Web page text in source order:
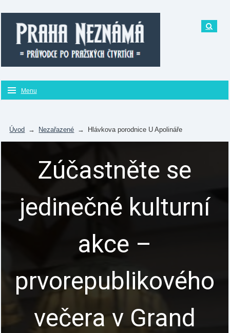
Menu
Úvod → Nezařazené → Hlávkova porodnice U Apolináře
Zúčastněte se
jedinečné kulturní
akce –
prvorepublikového
večera v Grand